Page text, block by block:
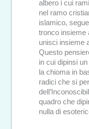
albero i cui
nel ramo
islamico,
tronco insieme
unisci insieme
Questo
in cui dipinsi
la chioma in
radici che si
quadro che
nulla di